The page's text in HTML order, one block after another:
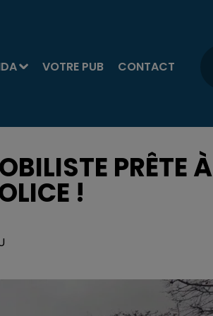
VOTRE PUB CONTACT
PRÊTE À
!